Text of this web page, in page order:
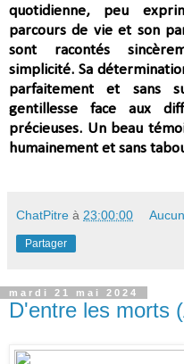
quotidienne, peu
parcours de vie et son
sont racontés
simplicité. Sa
parfaitement et sans
gentillesse face aux
précieuses. Un beau
humainement et sans
ChatPitre à 23:00:00
Partager
mardi 21 mai 2024
D'entre les morts